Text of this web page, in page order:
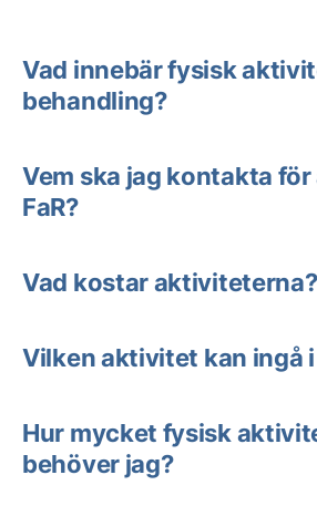
Vad innebär fysisk
behandling?
Vem ska jag kontakta
FaR?
Vad kostar aktiviteterna?
Vilken aktivitet kan ingå i
Hur mycket fysisk
behöver jag?